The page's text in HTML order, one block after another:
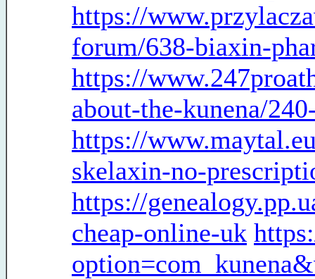
https://
forum/638-biaxin-
https://
about-the-kunena/
https://
skelaxin-no-
https://
cheap-online-uk